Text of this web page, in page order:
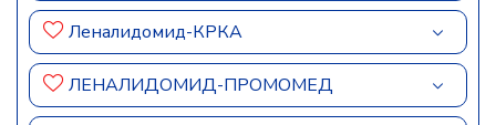
Леналидомид-КРКА
ЛЕНАЛИДОМИД-ПРОМОМЕД